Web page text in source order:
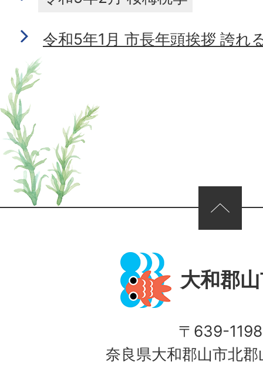
令和5年1月 市長年頭挨拶 誇れ
ページの先頭へ
大和郡
〒639-1198
奈良県大和郡山市北